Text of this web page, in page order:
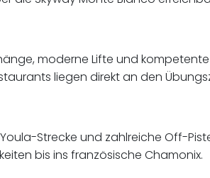
moderne Lifte und
liegen direkt an den
Strecke und zahlreiche Off-
bis ins französische Chamonix.